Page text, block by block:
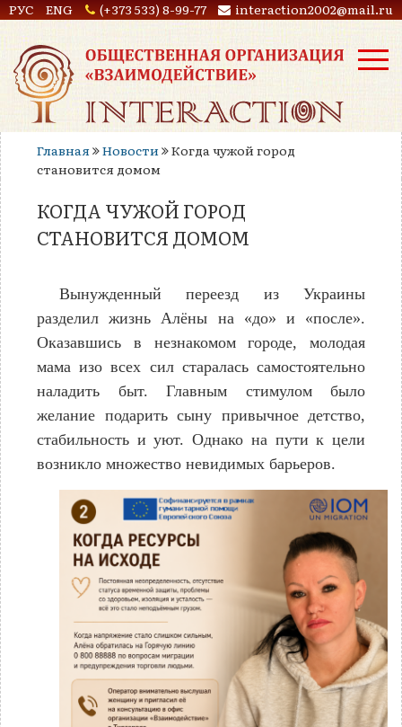
РУС ENG (+373 533) 8-99-77 interaction2002@mail.ru
Главная Новости
Когда чужой город
становится домом
КОГДА ЧУЖОЙ ГОРОД
СТАНОВИТСЯ ДОМОМ
Вынужденный переезд из Украины
разделил жизнь Алёны на «до» и «после».
Оказавшись в незнакомом городе, молодая
мама изо всех сил старалась самостоятельно
наладить быт. Главным стимулом было
желание подарить сыну привычное детство,
стабильность и уют. Однако на пути к цели
возникло множество невидимых барьеров.